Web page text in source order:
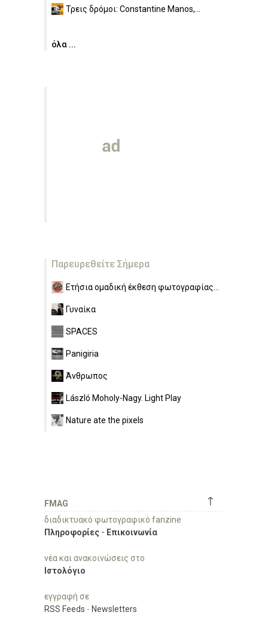
Τρεις δρόμοι: Constantine Manos,...
όλα ...
Παρευρεθείτε Σήμερα
Ετήσια ομαδική έκθεση φωτογραφίας...
Γυναίκα
SPACES
Panigiria
Άνθρωπος
László Moholy-Nagy. Light Play
Nature ate the pixels
↑
FMAG
διαδικτυακό φωτογραφικό fanzine
Πληροφορίες - Επικοινωνία
νέα και ανακοινώσεις στο
Ιστολόγιο
εγγραφή σε
RSS Feeds - Newsletters